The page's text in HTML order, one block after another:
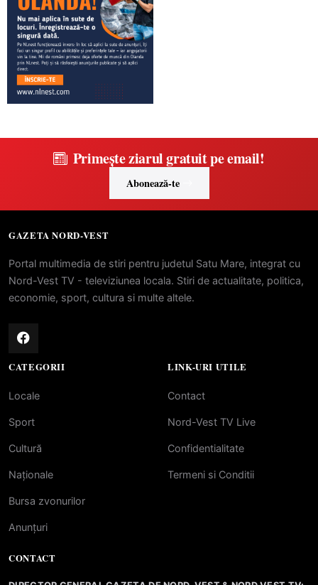
Primește ziarul gratuit pe email!
Abonează-te
GAZETA NORD-VEST
Portal multimedia de stiri pentru judetul Satu Mare, integrat cu
Nord-Vest TV - televiziunea locala. Stiri de actualitate, politica,
economie, sport, cultura si multe altele.
CATEGORII
Locale
Sport
Cultură
Naționale
Bursa zvonurilor
Anunțuri
LINK-URI UTILE
Contact
Nord-Vest TV Live
Confidentialitate
Termeni si Conditii
CONTACT